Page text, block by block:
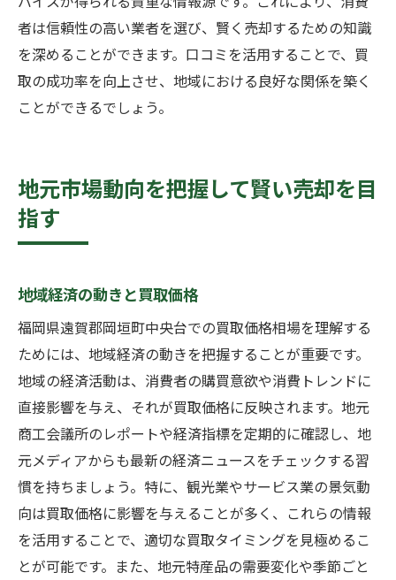
者は信頼性の高い業者を選び、賢く売却するための知識
を深めることができます。口コミを活用することで、買
取の成功率を向上させ、地域における良好な関係を築く
ことができるでしょう。
地元市場動向を把握して賢い売却を目
指す
地域経済の動きと買取価格
福岡県遠賀郡岡垣町中央台での買取価格相場を理解する
ためには、地域経済の動きを把握することが重要です。
地域の経済活動は、消費者の購買意欲や消費トレンドに
直接影響を与え、それが買取価格に反映されます。地元
商工会議所のレポートや経済指標を定期的に確認し、地
元メディアからも最新の経済ニュースをチェックする習
慣を持ちましょう。特に、観光業やサービス業の景気動
向は買取価格に影響を与えることが多く、これらの情報
を活用することで、適切な買取タイミングを見極めるこ
とが可能です。また、地元特産品の需要変化や季節ごと